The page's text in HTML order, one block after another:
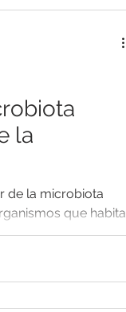
la
de la microbiota
que habita